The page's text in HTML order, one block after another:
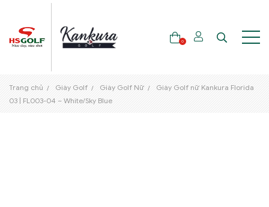
THƯƠNG HIỆU
0
Trang chủ Giày Golf Giày Golf Nữ
Giày Golf nữ Kankura Florida
03 | FL003-04 – White/Sky Blue